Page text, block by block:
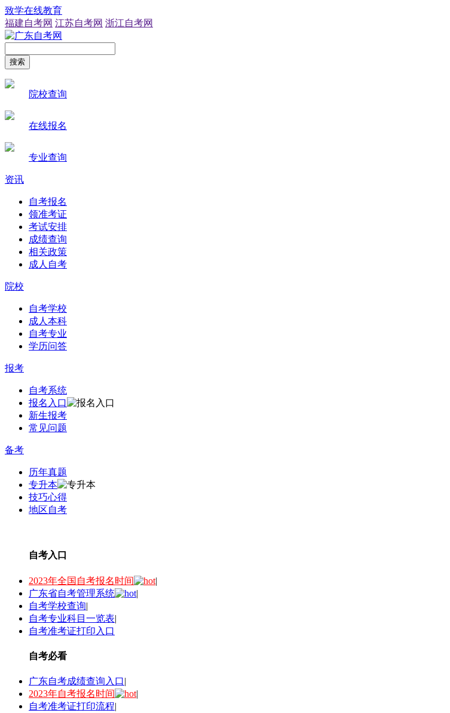
致学在线教育
福建自考网 江苏自考网 浙江自考网
搜索
院校查询
在线报名
专业查询
资讯
自考报名
领准考证
考试安排
成绩查询
相关政策
成人自考
院校
自考学校
成人本科
自考专业
学历问答
报考
自考系统
报名入口
新生报考
常见问题
备考
历年真题
专升本
技巧心得
地区自考
自考入口
2023年全国自考报名时间
|
广东省自考管理系统
|
自考学校查询|
自考专业科目一览表|
自考准考证打印入口
自考必看
广东自考成绩查询入口|
2023年自考报名时间
|
自考准考证打印流程|